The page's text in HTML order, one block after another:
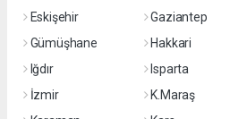
Eskişehir
Gaziantep
Gümüşhane
Hakkari
Iğdır
Isparta
İzmir
K.Maraş